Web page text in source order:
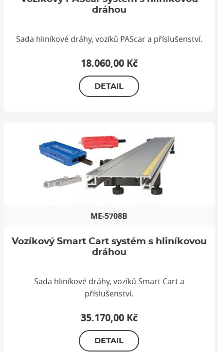
dráhou
Sada hliníkové dráhy, vozíků PAScar a příslušenství.
18.060,00 Kč
DETAIL
ME-5708B
Vozíkový Smart Cart systém s hliníkovou
dráhou
Sada hliníkové dráhy, vozíků Smart Cart a
příslušenství.
35.170,00 Kč
DETAIL